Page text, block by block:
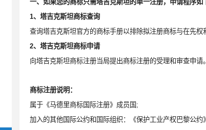
一、如果您的商标只需塔吉克斯坦的单一注册，申请程序如
1、塔吉克斯坦商标查询
查询塔吉克斯坦官方的商标手册以排除拟注册商标与在先权
2、塔吉克斯坦商标申请
向塔吉克斯坦商标注册当局提出商标注册的受理和审查申请。
商标注册说明：
属于《马德里商标国际注册》成员国;
加入的其他国际公约和国际组织：《保护工业产权巴黎公约